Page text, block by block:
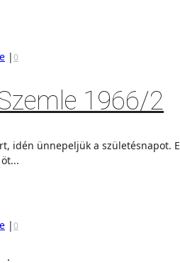
|0
1966/2
idén ünnepeljük a
|0